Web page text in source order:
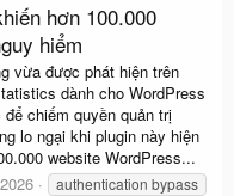
hơn 100.000
hiểm
vừa được phát hiện trên
dành cho WordPress
chiếm quyền quản trị
lo ngại khi plugin này hiện
website WordPress...
authentication bypass